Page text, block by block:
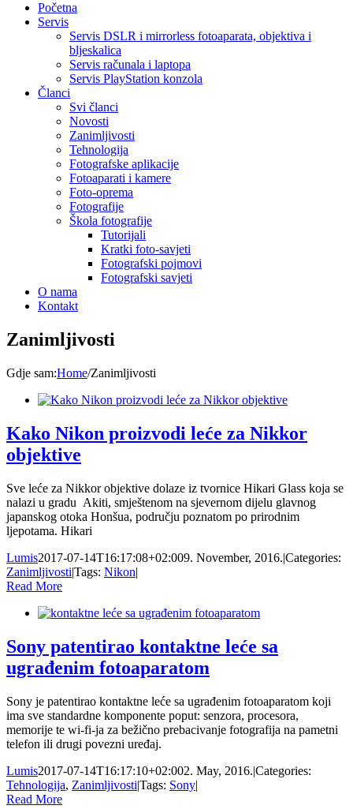
Početna
Servis
Servis DSLR i mirrorless fotoaparata, objektiva i
bljeskalica
Servis računala i laptopa
Servis PlayStation konzola
Članci
Svi članci
Novosti
Zanimljivosti
Tehnologija
Fotografske aplikacije
Fotoaparati i kamere
Foto-oprema
Fotografije
Škola fotografije
Tutorijali
Kratki foto-savjeti
Fotografski pojmovi
Fotografski savjeti
O nama
Kontakt
Zanimljivosti
Gdje sam:Home/Zanimljivosti
Kako Nikon proizvodi leće za Nikkor
objektive
Sve leće za Nikkor objektive dolaze iz tvornice Hikari Glass koja se
nalazi u gradu Akiti, smještenom na sjevernom dijelu glavnog
japanskog otoka Honšua, području poznatom po prirodnim
ljepotama. Hikari
Lumis2017-07-14T16:17:08+02:009. November, 2016.|Categories:
Zanimljivosti|Tags: Nikon|
Read More
Sony patentirao kontaktne leće sa
ugrađenim fotoaparatom
Sony je patentirao kontaktne leće sa ugrađenim fotoaparatom koji
ima sve standardne komponente poput: senzora, procesora,
memorije te wi-fi-ja za bežično prebacivanje fotografija na pametni
telefon ili drugi povezni uređaj.
Lumis2017-07-14T16:17:10+02:002. May, 2016.|Categories:
Tehnologija, Zanimljivosti|Tags: Sony|
Read More